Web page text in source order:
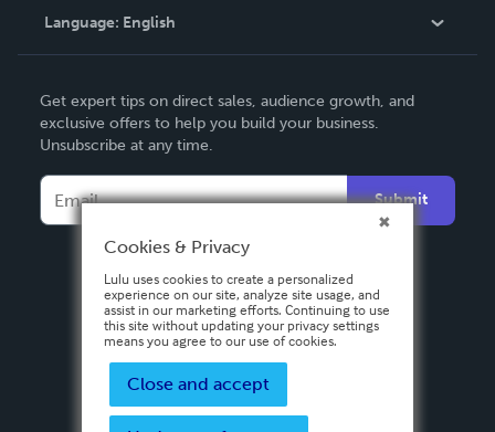
Contact Support
Language: English
Deutsch
Français
Español
Get expert tips on direct sales, audience growth, and
exclusive offers to help you build your business.
Unsubscribe at any time.
Submit
Cookies & Privacy
Lulu uses cookies to create a personalized
experience on our site, analyze site usage, and
assist in our marketing efforts. Continuing to use
this site without updating your privacy settings
means you agree to our use of cookies.
Close and accept